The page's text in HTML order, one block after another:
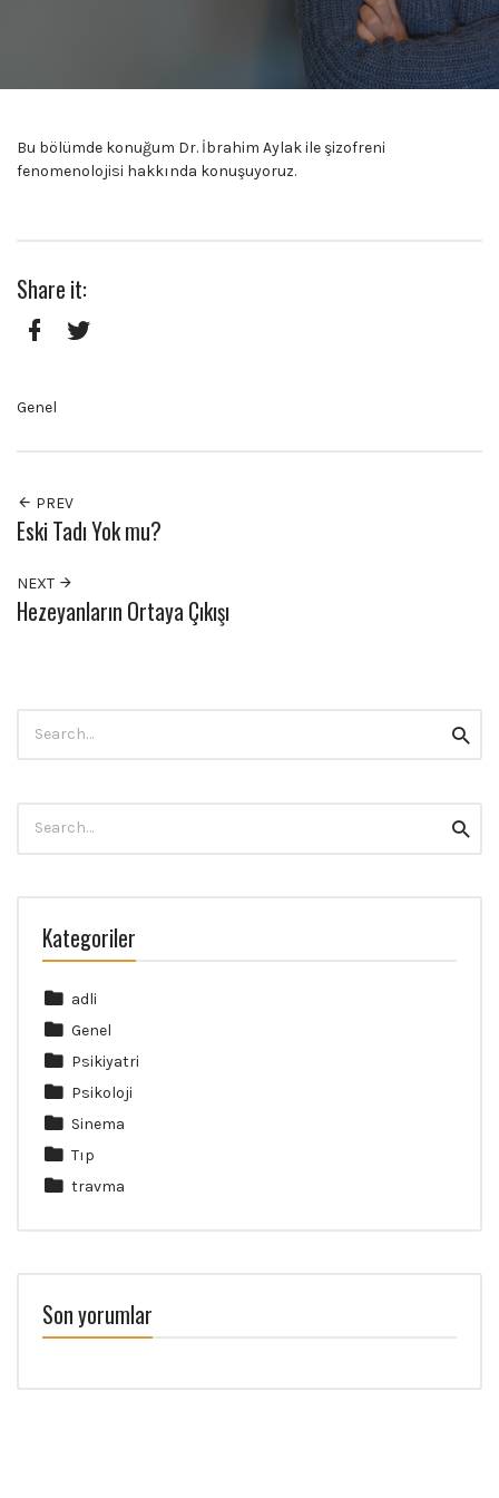
Bu bölümde konuğum Dr. İbrahim Aylak ile şizofreni
fenomenolojisi hakkında konuşuyoruz.
Share it:
Genel
PREV
Eski Tadı Yok mu?
NEXT
Hezeyanların Ortaya Çıkışı
for:
for:
Kategoriler
adli
Genel
Psikiyatri
Psikoloji
Sinema
Tıp
travma
Son yorumlar